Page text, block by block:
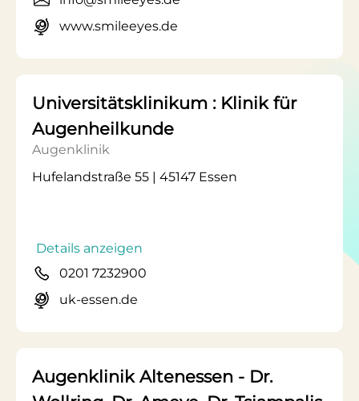
www.smileeyes.de
Universitätsklinikum : Klinik für
Augenheilkunde
Augenklinik
Hufelandstraße 55 | 45147 Essen
Details anzeigen
0201 7232900
uk-essen.de
Augenklinik Altenessen - Dr.